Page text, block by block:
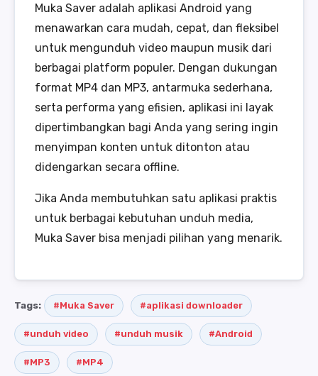
Muka Saver adalah aplikasi Android yang
menawarkan cara mudah, cepat, dan fleksibel
untuk mengunduh video maupun musik dari
berbagai platform populer. Dengan dukungan
format MP4 dan MP3, antarmuka sederhana,
serta performa yang efisien, aplikasi ini layak
dipertimbangkan bagi Anda yang sering ingin
menyimpan konten untuk ditonton atau
didengarkan secara offline.
Jika Anda membutuhkan satu aplikasi praktis
untuk berbagai kebutuhan unduh media,
Muka Saver bisa menjadi pilihan yang menarik.
Tags: #Muka Saver #aplikasi downloader
#unduh video #unduh musik #Android
#MP3 #MP4